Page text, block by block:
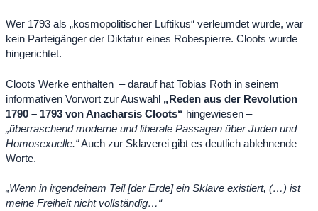
Wer 1793 als „kosmopolitischer Luftikus“ verleumdet wurde, war
kein Parteigänger der Diktatur eines Robespierre. Cloots wurde
hingerichtet.
Cloots Werke enthalten – darauf hat Tobias Roth in seinem
informativen Vorwort zur Auswahl „Reden aus der Revolution
1790 – 1793 von Anacharsis Cloots“ hingewiesen –
„überraschend moderne und liberale Passagen über Juden und
Homosexuelle.“Auch zur Sklaverei gibt es deutlich ablehnende
Worte.
„Wenn in irgendeinem Teil [der Erde] ein Sklave existiert, (…) ist
meine Freiheit nicht vollständig…“